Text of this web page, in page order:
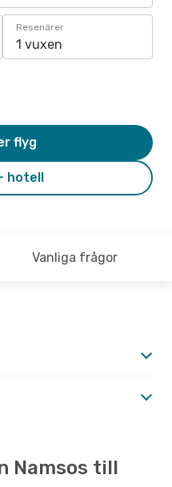
Resenärer
1 vuxen
hotell
flyg
Vanliga frågor
Namsos till